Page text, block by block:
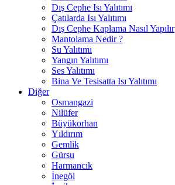
Dış Cephe Isı Yalıtımı
Çatılarda Isı Yalıtımı
Dış Cephe Kaplama Nasıl Yapılır
Mantolama Nedir ?
Su Yalıtımı
Yangın Yalıtımı
Ses Yalıtımı
Bina Ve Tesisatta Isı Yalıtımı
Diğer
Osmangazi
Nilüfer
Büyükorhan
Yıldırım
Gemlik
Gürsu
Harmancık
İnegöl